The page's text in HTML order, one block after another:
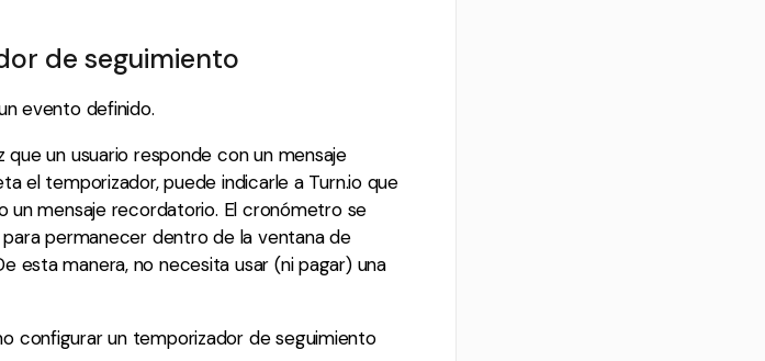
de seguimiento
evento definido.
un usuario responde con un mensaje
el temporizador, puede indicarle a Turn.io que
un mensaje recordatorio. El cronómetro se
permanecer dentro de la ventana de
esta manera, no necesita usar (ni pagar) una
configurar un temporizador de seguimiento